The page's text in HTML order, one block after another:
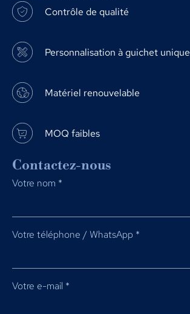
Contrôle de qualité
Personnalisation à guichet unique
Matériel renouvelable
MOQ faibles
Contactez-nous
Votre nom *
Votre téléphone / WhatsApp *
Votre e-mail *